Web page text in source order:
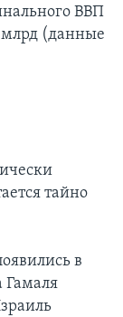
ВВП
млрд (данные
тайно
в
Гамаля